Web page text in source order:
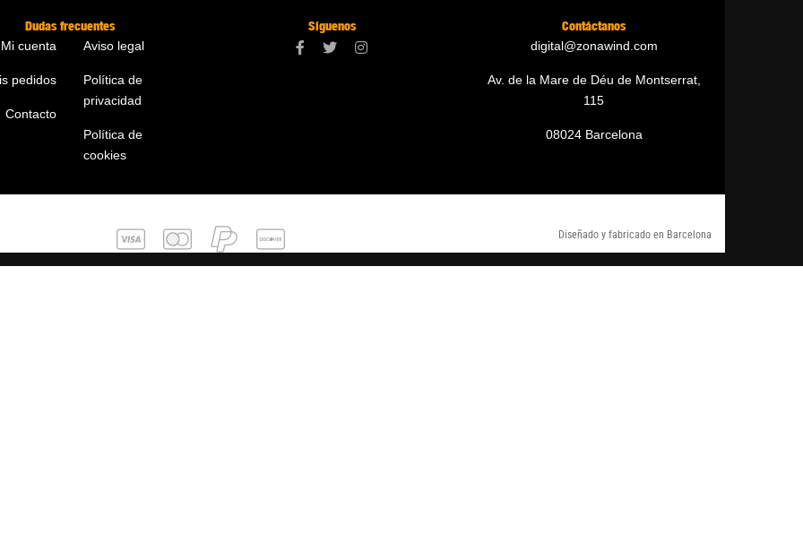
Dudas frecuentes
Mi cuenta
pedidos
Contacto
Aviso legal
Política de
privacidad
Política de
cookies
Síguenos Contáctanos
digital@zonawind.com
Av. de la Mare de Déu de Montserrat,
115
08024 Barcelona
Diseñado y fabricado en Barcelona